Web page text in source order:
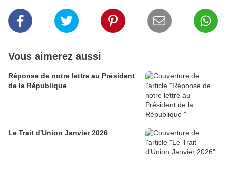
Vous aimerez aussi
Réponse de notre lettre au Président
de la République
Le Trait d'Union Janvier 2026